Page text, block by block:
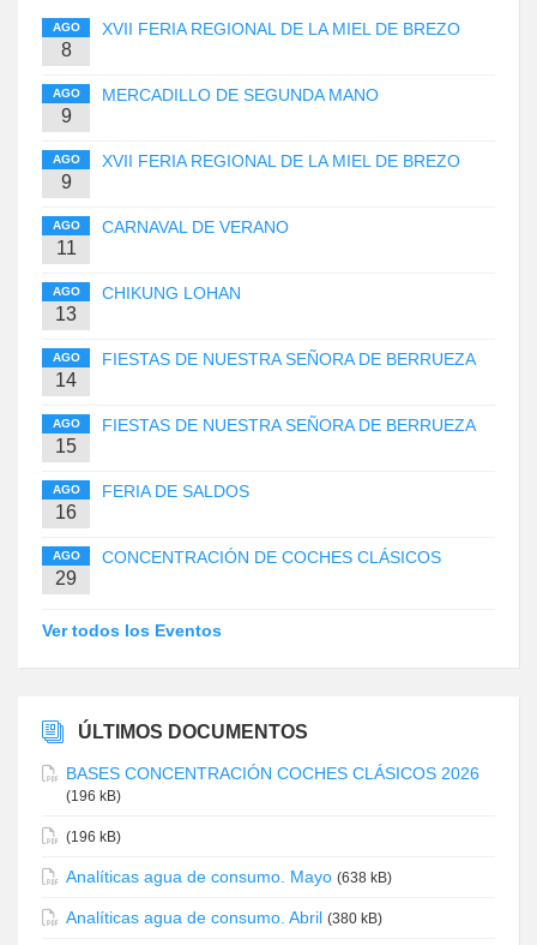
AGO
8
XVII FERIA REGIONAL DE LA MIEL DE BREZO
AGO
9
MERCADILLO DE SEGUNDA MANO
AGO
9
XVII FERIA REGIONAL DE LA MIEL DE BREZO
AGO
11
CARNAVAL DE VERANO
AGO
13
CHIKUNG LOHAN
AGO
14
FIESTAS DE NUESTRA SEÑORA DE BERRUEZA
AGO
15
FIESTAS DE NUESTRA SEÑORA DE BERRUEZA
AGO
16
FERIA DE SALDOS
AGO
29
CONCENTRACIÓN DE COCHES CLÁSICOS
Ver todos los Eventos
ÚLTIMOS DOCUMENTOS
BASES CONCENTRACIÓN COCHES CLÁSICOS 2026
(196 kB)
(196 kB)
Analíticas agua de consumo. Mayo (638 kB)
Analíticas agua de consumo. Abril (380 kB)